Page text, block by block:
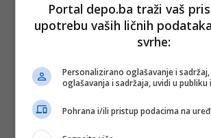
Portal depo.ba traži vaš
upotrebu vaših ličnih
svrhe:
Personalizirano oglašavanje i
oglašavanja i sadržaja, uvidi u
Pohrana i/ili pristup podacima na